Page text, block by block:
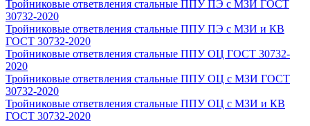
Тройниковые ответвления стальные ППУ ПЭ с МЗИ ГОСТ
30732-2020
Тройниковые ответвления стальные ППУ ПЭ с МЗИ и КВ
ГОСТ 30732-2020
Тройниковые ответвления стальные ППУ ОЦ ГОСТ 30732-
2020
Тройниковые ответвления стальные ППУ ОЦ с МЗИ ГОСТ
30732-2020
Тройниковые ответвления стальные ППУ ОЦ с МЗИ и КВ
ГОСТ 30732-2020